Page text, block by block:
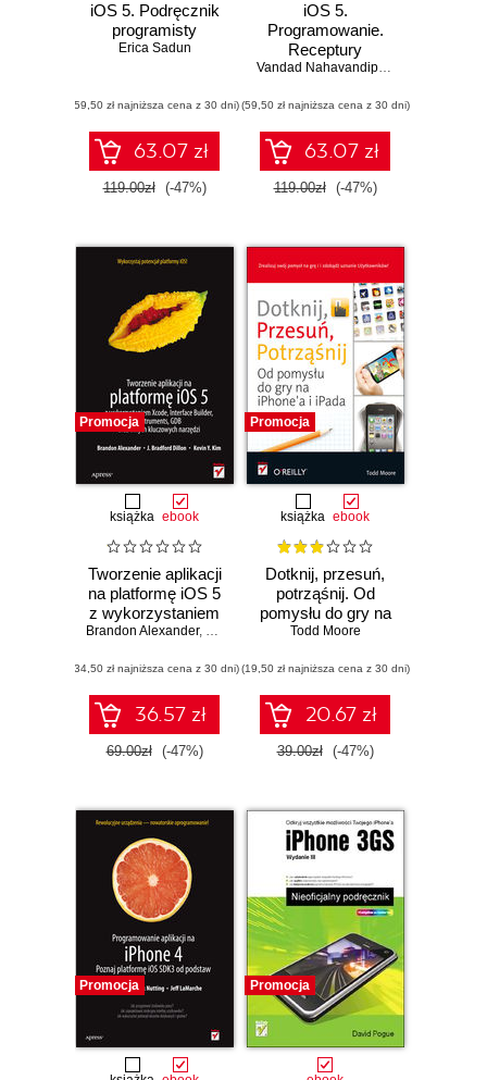
iOS 5. Podręcznik
programisty
Erica Sadun
(59,50 zł najniższa cena z 30 dni)
63.07 zł
119.00zł (-47%)
iOS 5.
Programowanie.
Receptury
Vandad Nahavandipoor
(59,50 zł najniższa cena z 30 dni)
63.07 zł
119.00zł (-47%)
Promocja
książka ebook
Tworzenie aplikacji
na platformę iOS 5
z wykorzystaniem
Xcode, Interface
Instruments, GDB
oraz innych
kluczowych
narzędzi
Brandon Alexander, J. Bradford Dillon,Kevin Y. Kim
(34,50 zł najniższa cena z 30 dni)
36.57 zł
69.00zł (-47%)
Promocja
książka ebook
Dotknij, przesuń,
potrząśnij. Od
pomysłu do gry na
iPhone'a i iPada
Todd Moore
(19,50 zł najniższa cena z 30 dni)
20.67 zł
39.00zł (-47%)
Promocja Promocja